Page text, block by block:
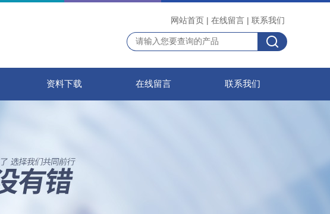
网站首页 | 在线留言 | 联系我们
资料下载 在线留言 联系我们